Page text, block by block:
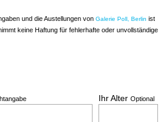
und die Austellungen von Galerie Poll, Berlin ist
keine Haftung für fehlerhafte oder unvollständige
Ihr Alter Optional